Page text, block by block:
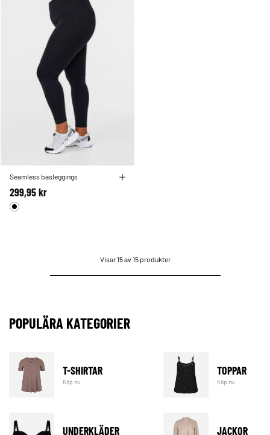
Seamless basleggings
299,95 kr
Visar 15 av 15 produkter
POPULÄRA KATEGORIER
T-SHIRTAR
Köp nu
TOPPAR
Köp nu
UNDERKLÄDER JACKOR